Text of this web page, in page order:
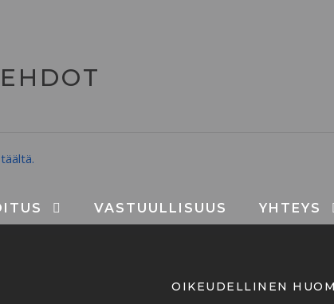
VASTUULLISUUS YHTEYS
täältä.
OIKEUDELLINEN